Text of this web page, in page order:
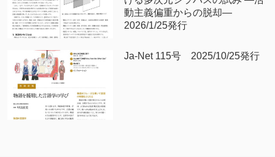
動主義偏重からの脱却—
2026/1/25発行
Ja-Net 115号 2025/10/25発行